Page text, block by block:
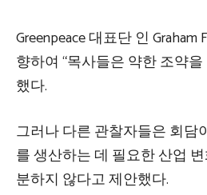
Greenpeace 대표단 인
향하여 “목사들은 약한 조약
했다.
그러나 다른 관찰자들은 회담
를 생산하는 데 필요한 산업
분하지 않다고 제안했다.